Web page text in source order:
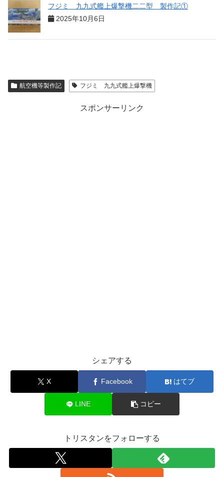
フジミ 九九式艦上爆撃機二二型 製作記①
2025年10月6日
航空機等製作記 フジミ 九九式艦上爆撃機
スポンサーリンク
シェアする
X Facebook はてブ
LINE コピー
トリスタンをフォローする